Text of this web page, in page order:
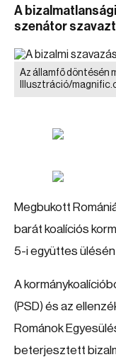
A
szenátor
Az államfő döntésén
Illusztráció/
Megbukott
barát koalíciós
5-i együttes
A
(PSD) és az
Románok
beterjesztett